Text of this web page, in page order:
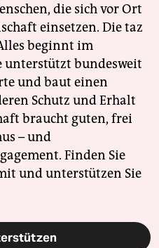
die sich vor Ort
einsetzen. Die taz
beginnt im
unterstützt bundesweit
und baut einen
Schutz und Erhalt
braucht guten, frei
– und
Finden Sie
und unterstützen Sie